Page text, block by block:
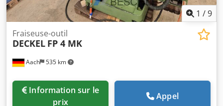
1 /9
Aach 535 km
Fraiseuse-outil
DECKEL FP 4 MK
prix
Appel